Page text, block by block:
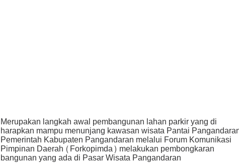
Merupakan langkah awal pembangunan lahan parkir yang di
harapkan mampu menunjang kawasan wisata Pantai
Pemerintah Kabupaten Pangandaran melalui Forum Komunikasi
Pimpinan Daerah (Forkopimda) melakukan pembongkaran
bangunan yang ada di Pasar Wisata Pangandaran